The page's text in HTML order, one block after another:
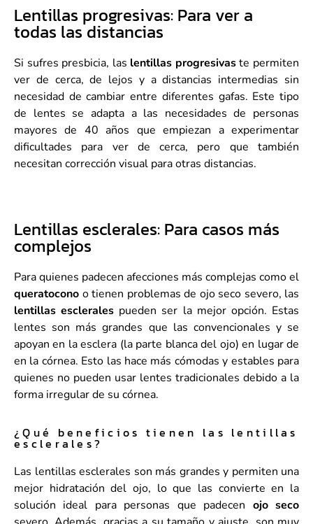
Lentillas progresivas: Para ver a
todas las distancias
Si sufres presbicia, las lentillas progresivaste permiten
ver de cerca, de lejos y a distancias intermedias sin
necesidad de cambiar entre diferentes gafas. Este tipo
de lentes se adapta a las necesidades de personas
mayores de 40 años que empiezan a experimentar
dificultades para ver de cerca, pero que también
necesitan corrección visual para otras distancias.
Lentillas esclerales: Para casos más
complejos
Para quienes padecen afecciones más complejas como el
queratocono o tienen problemas de ojo seco severo, las
lentillas esclerales pueden ser la mejor opción. Estas
lentes son más grandes que las convencionales y se
apoyan en la esclera (la parte blanca del ojo) en lugar de
en la córnea. Esto las hace más cómodas y estables para
quienes no pueden usar lentes tradicionales debido a la
forma irregular de su córnea.
¿Qué beneficios tienen las lentillas
esclerales?
Las lentillas esclerales son más grandes y permiten una
mejor hidratación del ojo, lo que las convierte en la
solución ideal para personas que padecen ojo seco